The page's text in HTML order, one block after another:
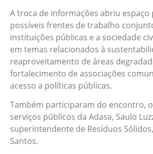
A troca de informações abriu
possíveis frentes de trabalho
instituições públicas e a sociedade
em temas relacionados à
reaproveitamento de áreas
fortalecimento de associações
acesso a políticas públicas.
Também participaram do encontro,
serviços públicos da Adasa, Saulo
superintendente de Resíduos
Santos.